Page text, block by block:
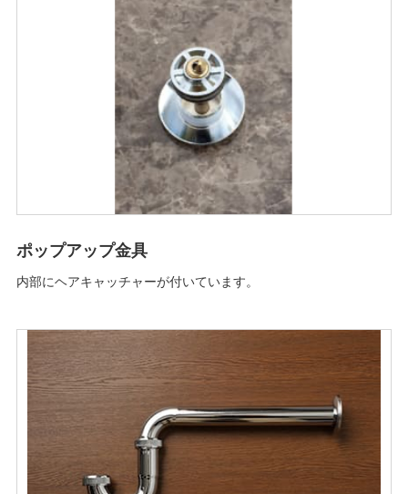
ポップアップ金具
内部にヘアキャッチャーが付いています。